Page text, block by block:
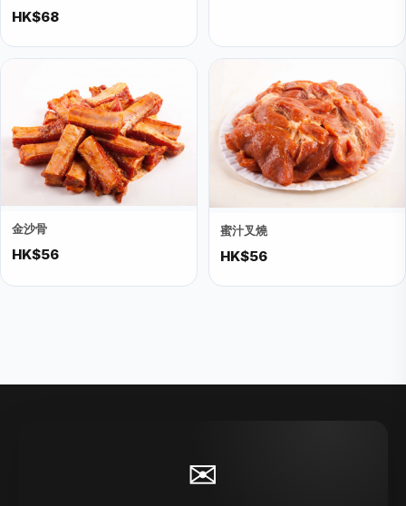
HK$68
金沙骨
HK$56
蜜汁叉燒
HK$56
✉